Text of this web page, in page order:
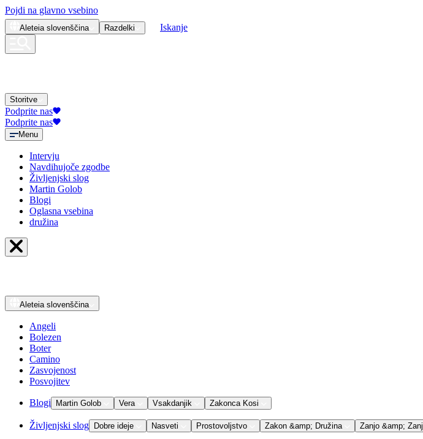
Pojdi na glavno vsebino
Aleteia slovenščina Razdelki Iskanje
Storitve
Podprite nas
Podprite nas
Menu
Intervju
Navdihujoče zgodbe
Življenjski slog
Martin Golob
Blogi
Oglasna vsebina
družina
Aleteia slovenščina
Angeli
Bolezen
Boter
Camino
Zasvojenost
Posvojitev
Blogi Martin Golob Vera Vsakdanjik Zakonca Kosi
Življenjski slog Dobre ideje Nasveti Prostovoljstvo Zakon &amp; Družina Zanjo &amp; Zanj